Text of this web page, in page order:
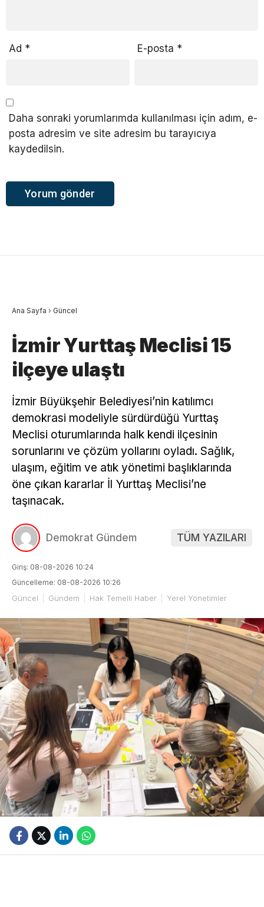
Ad * E-posta *
Daha sonraki yorumlarımda kullanılması için adım, e-
posta adresim ve site adresim bu tarayıcıya
kaydedilsin.
Ana Sayfa › Güncel
İzmir Yurttaş Meclisi 15
ilçeye ulaştı
İzmir Büyükşehir Belediyesi’nin katılımcı
demokrasi modeliyle sürdürdüğü Yurttaş
Meclisi oturumlarında halk kendi ilçesinin
sorunlarını ve çözüm yollarını oyladı. Sağlık,
ulaşım, eğitim ve atık yönetimi başlıklarında
öne çıkan kararlar İl Yurttaş Meclisi’ne
taşınacak.
Demokrat Gündem TÜM YAZILARI
Giriş: 08-08-2026 10:24
Güncelleme: 08-08-2026 10:26
Güncel Gündem Hak Temelli Haber Yerel Yönetimler